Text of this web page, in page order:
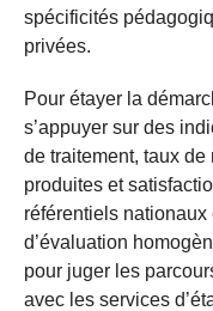
spécificités
privées.
Pour étayer la
s’appuyer sur des
de traitement, taux
produites et
référentiels
d’évaluation
pour juger les
avec les services